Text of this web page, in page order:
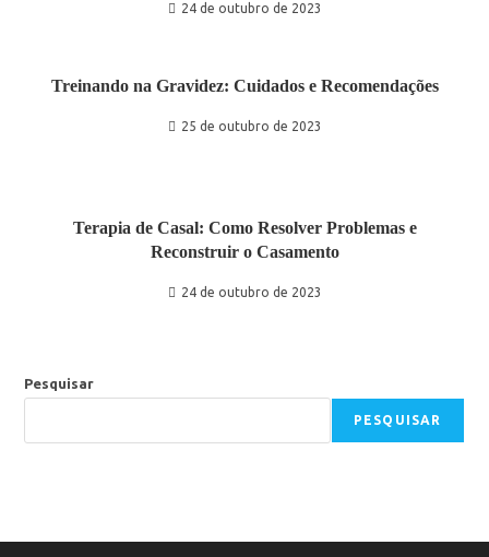
24 de outubro de 2023
Treinando na Gravidez: Cuidados e Recomendações
25 de outubro de 2023
Terapia de Casal: Como Resolver Problemas e
Reconstruir o Casamento
24 de outubro de 2023
Pesquisar
PESQUISAR